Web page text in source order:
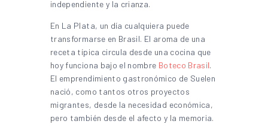
independiente y la crianza.
En La Plata, un día cualquiera puede
transformarse en Brasil. El aroma de una
receta típica circula desde una cocina que
hoy funciona bajo el nombre Boteco Brasil.
El emprendimiento gastronómico de Suelen
nació, como tantos otros proyectos
migrantes, desde la necesidad económica,
pero también desde el afecto y la memoria.